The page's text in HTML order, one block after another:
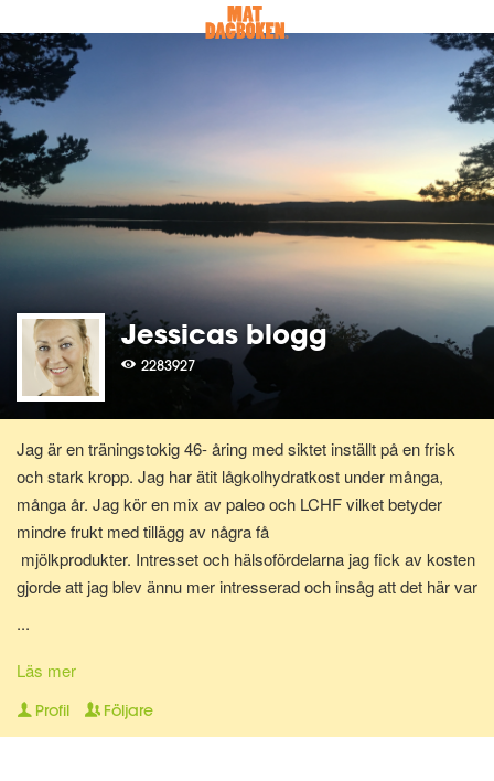
Jessicas blogg
2283927
Jag är en träningstokig 46- åring med siktet inställt på en frisk
och stark kropp. Jag har ätit lågkolhydratkost under många,
många år. Jag kör en mix av paleo och LCHF vilket betyder
mindre frukt med tillägg av några få
mjölkprodukter. Intresset och hälsofördelarna jag fick av kosten
gjorde att jag blev ännu mer intresserad och insåg att det här var
kostrådgivare via Anna Hallén utbildningar. Redo att hjälpa och
peppa dig på vägen till att nå ditt hälsomål! Om det så gäller
viktnedgång, hålla vikten, må bättre, träna på lågkolhydratkost,
...
Läs mer
Profil Följare